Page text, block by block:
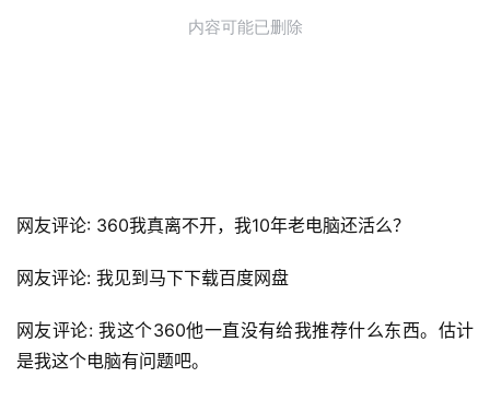
网友评论: 360我真离不开，我10年老电脑还活么？
网友评论: 我见到马下下载百度网盘
网友评论: 我这个360他一直没有给我推荐什么东西。估计
是我这个电脑有问题吧。